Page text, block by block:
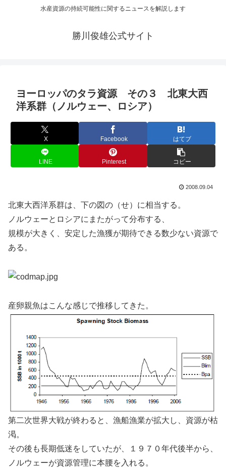
水産資源の持続可能性に関するニュースを解説します
勝川俊雄公式サイト
ヨーロッパのタラ資源 その３ 北東大西
洋系群（ノルウェー、ロシア）
X Facebook はてブ
LINE Pinterest コピー
2008.09.04
北東大西洋系群は、下の図の（せ）に相当する。
ノルウェーとロシアにまたがって分布する、
規模が大きく、安定した漁獲が期待できる数少ない資源で
ある。
産卵親魚はこんな感じで推移してきた。
第二次世界大戦が終わると、漁船漁業が拡大し、資源が枯
渇。
その後も長期低迷をしていたが、１９７０年代後半から、
ノルウェーが資源管理に本腰を入れる。